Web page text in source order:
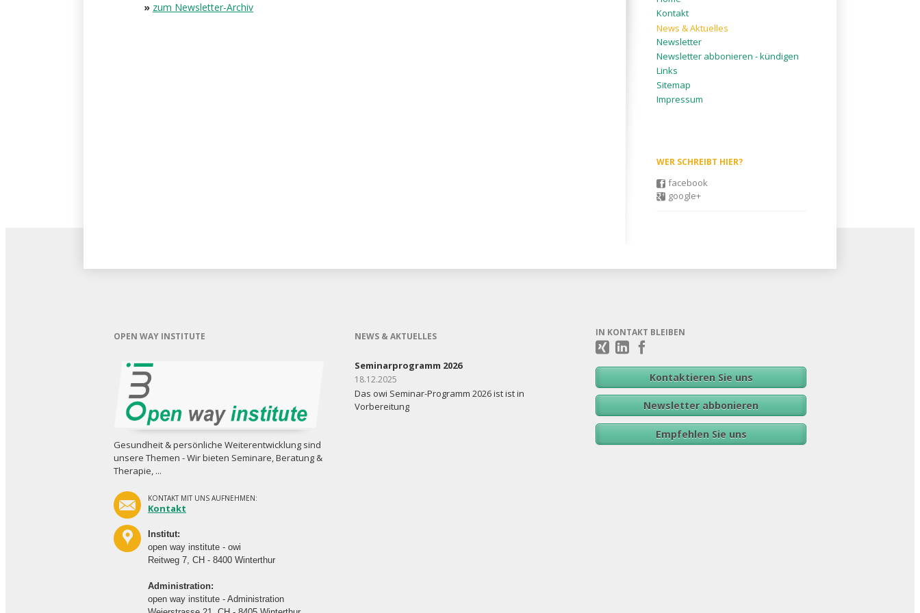
» zum Newsletter-Archiv
überspringen
Kontakt
News & Aktuelles
Newsletter
Newsletter abbonieren - kündigen
Links
Sitemap
Impressum
WER SCHREIBT HIER?
facebook
google+
OPEN WAY INSTITUTE
Gesundheit & persönliche Weiterent­wicklung sind
unsere Themen - Wir bieten Seminare, Beratung &
Therapie, ...
KONTAKT MIT UNS AUFNEHMEN:
Kontakt
Institut:
open way institute - owi
Reitweg 7, CH - 8400 Winterthur
Administration:
open way institute - Administration
NEWS & AKTUELLES
Seminarprogramm 2026
18.12.2025
Das owi Seminar-Programm 2026 ist ist in
Vorbereitung
IN KONTAKT BLEIBEN
Kontaktieren Sie uns
Newsletter abbonieren
Empfehlen Sie uns